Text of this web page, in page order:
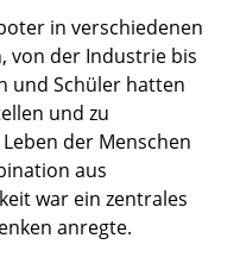
in verschiedenen
von der Industrie bis
und Schüler hatten
und zu
der Menschen
aus
war ein zentrales
anregte.